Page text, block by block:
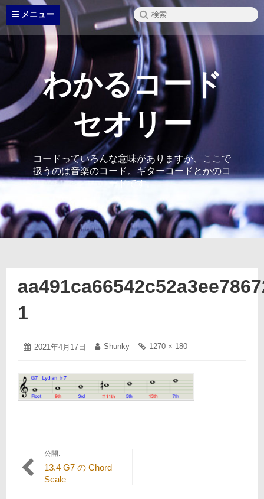
コ
テ
ン
ッ
プ
メニュー
検
索:
わかるコード
セオリー
コードっていろんな意味がありますが、ここで
扱うのは音楽のコード。ギターコードとかのコ
ードです。
1
投
2021年4月17日
2021
月
17
日
投
Shunky
フ
イ
ズ
の
1270 × 180
投
稿
公開:
13.4 G7 の Chord
Scale